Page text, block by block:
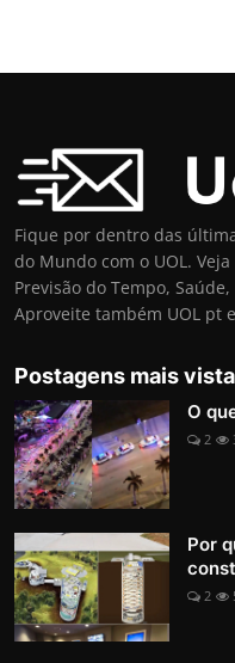
Fique por dentro das
do Mundo com o UOL.
Previsão do Tempo,
Aproveite também UOL pt
Postagens mais
O
2
Por
2